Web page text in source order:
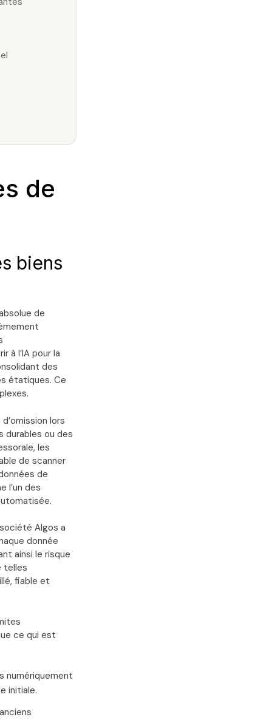
de
biens
de
à l’IA pour la
des
étatiques. Ce
lors
durables ou des
les
de scanner
de
l’un des
Algos a
donnée
ainsi le risque
telles
fiable et
ce qui est
numériquement
initiale.